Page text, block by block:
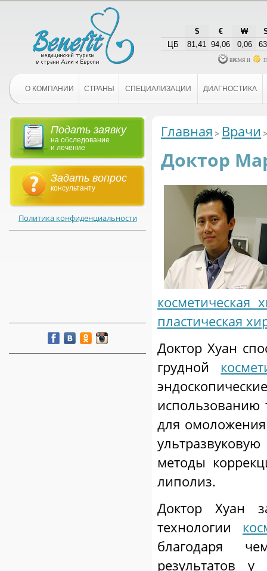
$ € ₩
ЦБ
81,41 94,06 0,06
время и
О КОМПАНИИ СТРАНЫ СПЕЦИАЛИЗАЦИИ ДИАГНОСТИКА
Подать заявку
на обследование
и лечение
Задать вопрос
консультанту
Политика конфиденциальности
Главная Врачи
Доктор
косметическая
пластическая
Доктор Хуан
грудной
использованию
для
методы
липолиз.
Доктор Хуан
технологии
благодаря
результатов